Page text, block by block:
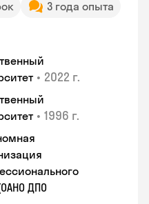
3 года опыта
• 2022 г.
• 1996 г.
ДПО